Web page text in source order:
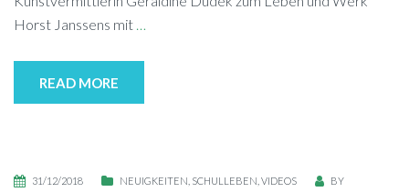
Horst Jans­sens mit
READ MORE
31/12/2018 NEUIGKEITEN SCHULLEBEN VIDEOS BY